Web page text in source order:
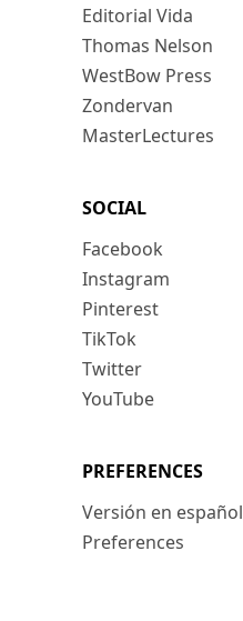
Editorial Vida
Thomas Nelson
WestBow Press
Zondervan
MasterLectures
SOCIAL
Facebook
Instagram
Pinterest
TikTok
Twitter
YouTube
PREFERENCES
Versión en español
Preferences